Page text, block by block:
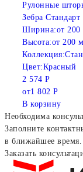
Рулонные
Зебра
Ширина:от
Высота:от 200
Коллекция:
Цвет:Красный
2 574 Р
от1 802 Р
В корзину
Необходима
Заполните
в ближайшее время.
Заказать